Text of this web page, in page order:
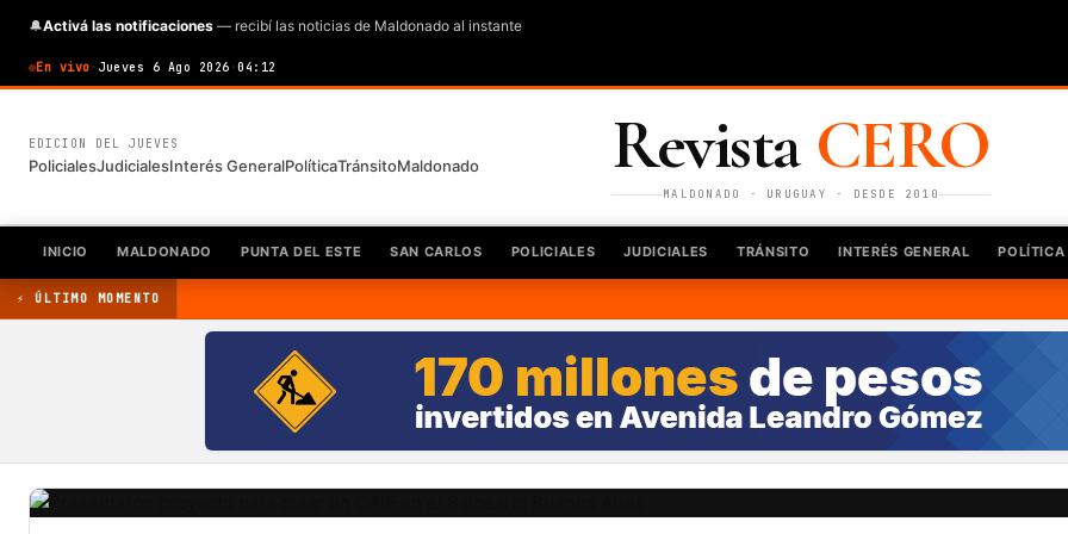
🔔Activá las notificaciones — recibí las noticias de Maldonado al instante
En vivo · Jueves 6 Ago 2026 ·04:12
EDICION DEL JUEVES
PolicialesJudicialesInterés GeneralPolíticaTránsitoMaldonado RevistaCERO
MALDONADO · URUGUAY · DESDE 2010
INICIO MALDONADO PUNTA DEL ESTE SAN CARLOS POLICIALES JUDICIALES TRÁNSITO INTERÉS GENERAL POLÍTICA
⚡ ÚLTIMO MOMENTO